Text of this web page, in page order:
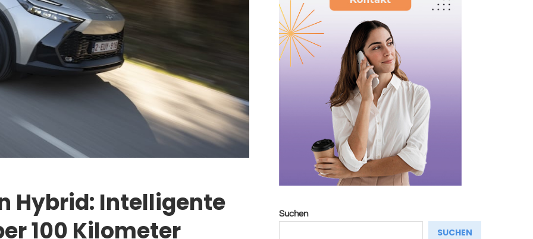
Hybrid: Intelligente
100 Kilometer
Suchen
SUCHEN